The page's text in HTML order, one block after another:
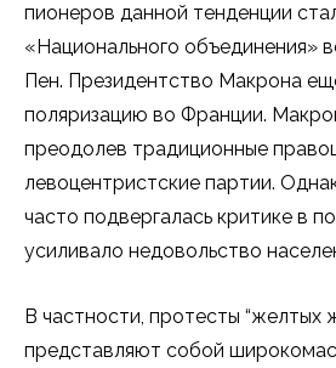
пионеров данной тенденции
«Национального объединения»
Пен. Президентство Макрона
поляризацию во Франции.
преодолев традиционные
левоцентристские партии.
часто подвергалась критике в
усиливало недовольство
В частности, протесты “желтых
представляют собой